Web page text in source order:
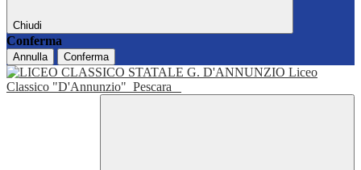
Chiudi
Conferma
Annulla Conferma
Liceo
Classico "D'Annunzio" Pescara